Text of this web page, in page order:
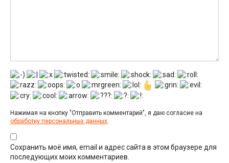
Нажимая на кнопку "Отправить комментарий", я даю согласие на
обработку персональных данных
Сохранить моё имя, email и адрес сайта в этом браузере для
последующих моих комментариев.